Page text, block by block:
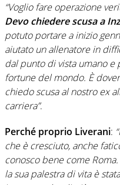
“Voglio fare operazione
Devo chiedere scusa a
potuto portare a inizio
aiutato un allenatore in
dal punto di vista umano e
fortune del mondo. È
chiedo scusa al nostro ex
carriera”.
Perché proprio Liverani:
che è cresciuto, anche
conosco bene come
la sua palestra di vita è